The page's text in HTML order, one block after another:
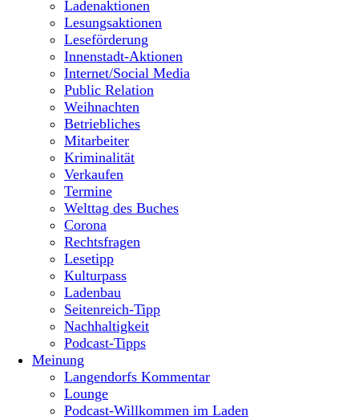
Ladenaktionen
Lesungsaktionen
Leseförderung
Innenstadt-Aktionen
Internet/Social Media
Public Relation
Weihnachten
Betriebliches
Mitarbeiter
Kriminalität
Verkaufen
Termine
Welttag des Buches
Corona
Rechtsfragen
Lesetipp
Kulturpass
Ladenbau
Seitenreich-Tipp
Nachhaltigkeit
Podcast-Tipps
Meinung
Langendorfs Kommentar
Lounge
Podcast-Willkommen im Laden